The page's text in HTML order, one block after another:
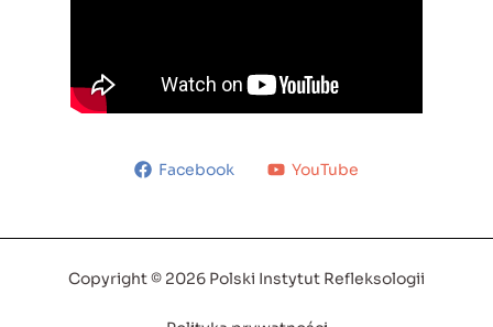
Facebook YouTube
Copyright © 2026 Polski Instytut Refleksologii